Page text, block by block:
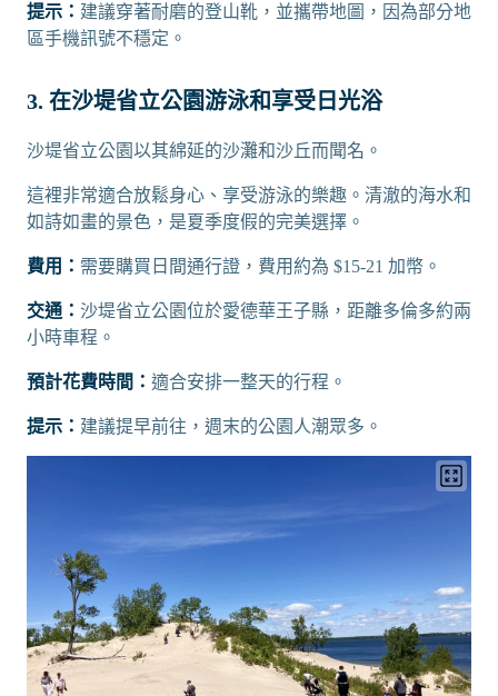
提示： 建議穿著耐磨的登山靴，並攜帶地圖，因為部分地
區手機訊號不穩定。
3. 在沙堤省立公園游泳和享受日光浴
沙堤省立公園以其綿延的沙灘和沙丘而聞名。
這裡非常適合放鬆身心、享受游泳的樂趣。清澈的海水和
如詩如畫的景色，是夏季度假的完美選擇。
費用： 需要購買日間通行證，費用約為 $15-21 加幣。
交通： 沙堤省立公園位於愛德華王子縣，距離多倫多約兩
小時車程。
預計花費時間： 適合安排一整天的行程。
提示： 建議提早前往，週末的公園人潮眾多。